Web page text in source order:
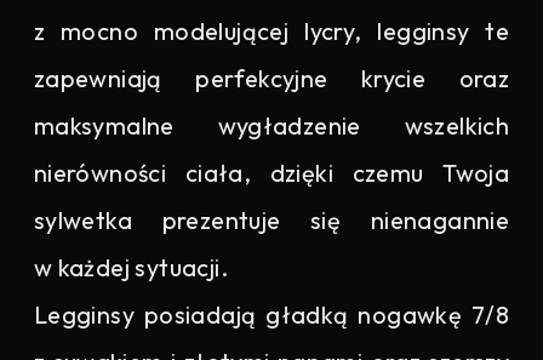
z mocno modelującej lycry, legginsy te
zapewniają perfekcyjne krycie oraz
maksymalne wygładzenie wszelkich
nierówności ciała, dzięki czemu Twoja
sylwetka prezentuje się nienagannie
w każdej sytuacji.
Legginsy posiadają gładką nogawkę 7/8